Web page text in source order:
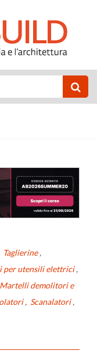
Taglierine,
per utensili elettrici,
Martelli demolitori e
, Scanalatori,